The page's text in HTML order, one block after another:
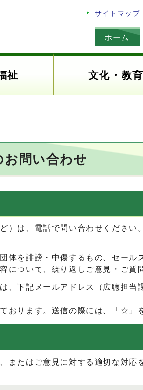
サイトマップ
ホーム
祉 文化・教育
お問い合わせ
）は、電話で問い合わせくださ
体を誹謗・中傷するもの、セー
について、繰り返しご意見・ご質
、下記メールアドレス（広聴担当
おります。送信の際には、「☆」
またはご意見に対する適切な対